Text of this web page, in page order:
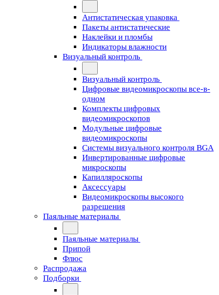
Антистатическая упаковка
Пакеты антистатические
Наклейки и пломбы
Индикаторы влажности
Визуальный контроль
Визуальный контроль
Цифровые видеомикроскопы все-в-
одном
Комплекты цифровых
видеомикроскопов
Модульные цифровые
видеомикроскопы
Cистемы визуального контроля BGA
Инвертированные цифровые
микроскопы
Капилляроскопы
Аксессуары
Видеомикроскопы высокого
разрешения
Паяльные материалы
Паяльные материалы
Припой
Флюс
Распродажа
Подборки